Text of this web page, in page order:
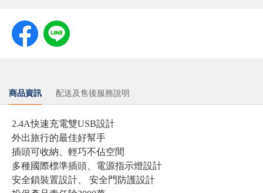
商品資訊 配送及售後服務說明
2.4A快速充電雙USB設計
外出旅行的最佳好幫手
插頭可收納、輕巧不佔空間
多種國際標準插頭、電源指示燈設計
安全鎖裝置設計、 安全門防護設計